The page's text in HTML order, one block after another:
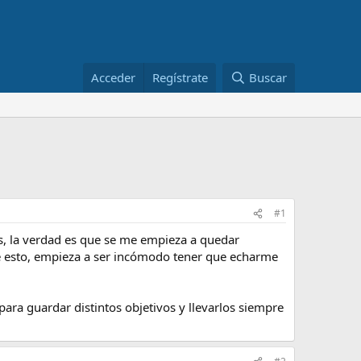
Acceder Regístrate Buscar
#1
verdad es que se me empieza a quedar
empieza a ser incómodo tener que echarme
guardar distintos objetivos y llevarlos siempre